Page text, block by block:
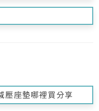
壓座墊哪裡買分享